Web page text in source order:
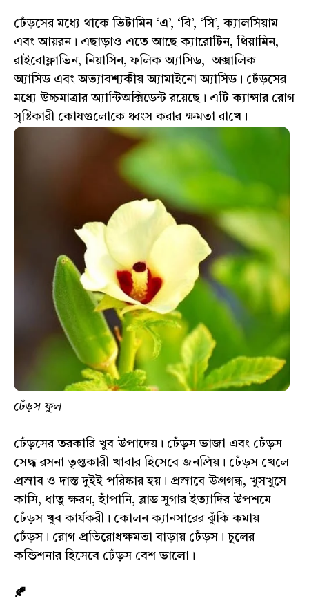
ঢেঁড়সের মধ্যে থাকে ভিটামিন ‘এ’, ‘বি’, ‘সি’, ক্যালসিয়াম
এবং আয়রন। এছাড়াও এতে আছে ক্যারোটিন, থিয়ামিন,
রাইবোফ্লাভিন, নিয়াসিন, ফলিক অ্যাসিড, অক্সালিক
অ্যাসিড এবং অত্যাবশ্যকীয় অ্যামাইনো অ্যাসিড। ঢেঁড়সের
মধ্যে উচ্চমাত্রার অ্যান্টিঅক্সিডেন্ট রয়েছে। এটি ক্যান্সার রোগ
সৃষ্টিকারী কোষগুলোকে ধ্বংস করার ক্ষমতা রাখে।
ঢেঁড়স ফুল
ঢেঁড়সের তরকারি খুব উপাদেয়। ঢেঁড়স ভাজা এবং ঢেঁড়স
সেদ্ধ রসনা তৃপ্তকারী খাবার হিসেবে জনপ্রিয়। ঢেঁড়স খেলে
প্রস্রাব ও দাস্ত দুইই পরিষ্কার হয়। প্রস্রাবে উগ্রগন্ধ, খুসখুসে
কাসি, ধাতু ক্ষরণ, হাঁপানি, ব্লাড সুগার ইত্যাদির উপশমে
ঢেঁড়স খুব কার্যকরী। কোলন ক্যানসারের ঝুঁকি কমায়
ঢেঁড়স। রোগ প্রতিরোধক্ষমতা বাড়ায় ঢেঁড়স। চুলের
কন্ডিশনার হিসেবে ঢেঁড়স বেশ ভালো।
🍂